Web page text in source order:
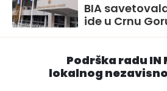
BIA
ide u Crnu
Podrška radu IN
lokalnog